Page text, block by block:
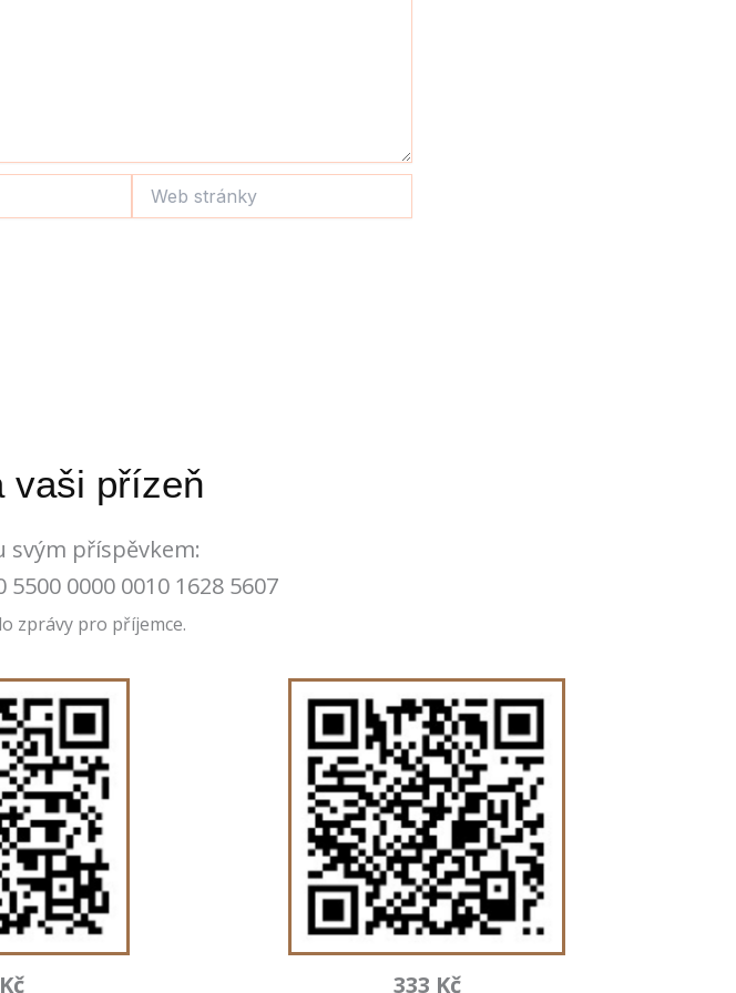
stránky
vaši přízeň
příspěvkem:
5500 0000 0010 1628 5607
zprávy pro příjemce.
333 Kč